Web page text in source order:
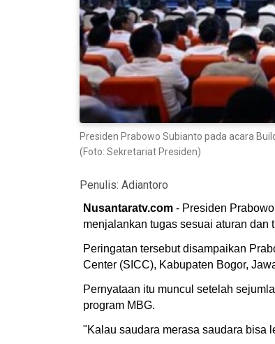
Presiden Prabowo Subianto pada acara
(Foto: Sekretariat Presiden)
Penulis: Adiantoro
Nusantaratv.com - Presiden
menjalankan tugas sesuai aturan
Peringatan tersebut disampaikan
Center (SICC), Kabupaten Bogor,
Pernyataan itu muncul setelah
program MBG.
"Kalau saudara merasa saudara bisa